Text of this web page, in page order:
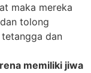
maka mereka
tolong
dan
memiliki jiwa